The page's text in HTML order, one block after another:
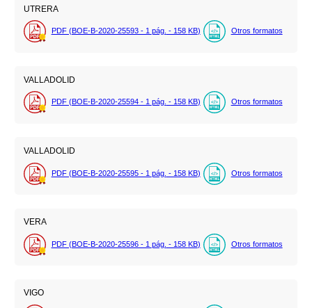
UTRERA
PDF (BOE-B-2020-25593 - 1 pág. - 158 KB) Otros formatos
VALLADOLID
PDF (BOE-B-2020-25594 - 1 pág. - 158 KB) Otros formatos
VALLADOLID
PDF (BOE-B-2020-25595 - 1 pág. - 158 KB) Otros formatos
VERA
PDF (BOE-B-2020-25596 - 1 pág. - 158 KB) Otros formatos
VIGO